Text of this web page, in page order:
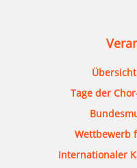
Tage der
Wettbewerb
Internationaler